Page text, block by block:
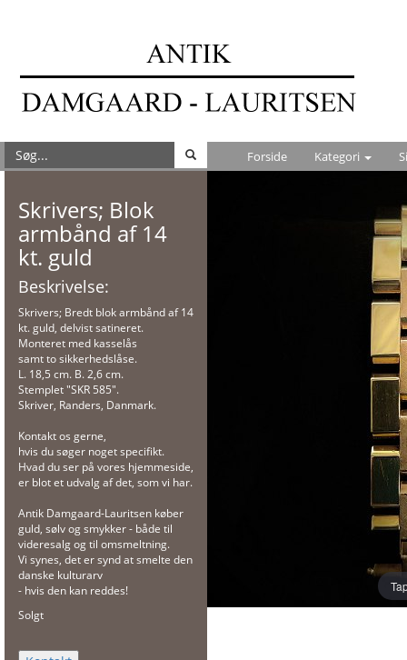
Forside Kategori
Skrivers; Blok
armbånd af 14
kt. guld
Beskrivelse:
Skrivers; Bredt blok armbånd af 14
kt. guld, delvist satineret.
Monteret med kasselås
samt to sikkerhedslåse.
L. 18,5 cm. B. 2,6 cm.
Stemplet "SKR 585".
Skriver, Randers, Danmark.
Kontakt os gerne,
hvis du søger noget specifikt.
Hvad du ser på vores hjemmeside,
er blot et udvalg af det, som vi har.
Antik Damgaard-Lauritsen køber
guld, sølv og smykker - både til
videresalg og til omsmeltning.
Vi synes, det er synd at smelte den
danske kulturarv
- hvis den kan reddes!
Solgt